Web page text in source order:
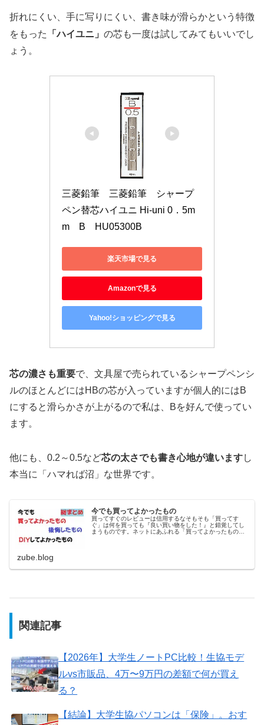
折れにくい、手に写りにくい、書き味が滑らかという特徴
をもった
「ハイユニ」 の芯も一度は試してみてもいいでし
ょう。
三菱鉛筆　三菱鉛筆　シャープ
ペン替芯ハイユニ Hi-uni 0．5m
m　B　HU05300B
楽天市場で見る
Amazonで見る
Yahoo!ショッピングで見る
芯の濃さも重要で、文具屋で売られているシャープペンシ
ルのほとんどにはHBの芯が入っていますが個人的にはB
にすると滑らかさが上がるので私は、Bを好んで使ってい
ます。
他にも、0.2～0.5など芯の太さでも書き心地が違いますし
本当に「ハマれば沼」な世界です。
今でも買ってよかったもの
買ってすぐのレビューは信用するなそもそも「買ってす
ぐ」は何を買っても『良い買い物をした！』と錯覚してし
まうものです。ネットにあふれる「買ってよかったもの◯
zube.blog
関連記事
【2026年】大学生ノートPC比較！生協モデ
ルvs市販品、4万〜9万円の差額で何が買え
る？
【結論】大学生協パソコンは「保険」。おす